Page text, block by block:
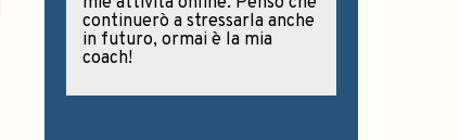
continuerò a stressarla anche
in futuro, ormai è la mia
coach!